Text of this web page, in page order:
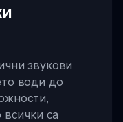
звукови
води до
са